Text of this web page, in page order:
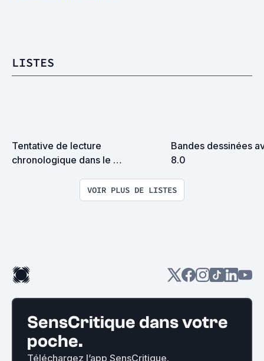
LISTES
Tentative de lecture
chronologique dans le
Bandes dessinées
8.0
VOIR PLUS DE LISTES
SensCritique dans votre
poche.
Téléchargez l’app SensCritique.